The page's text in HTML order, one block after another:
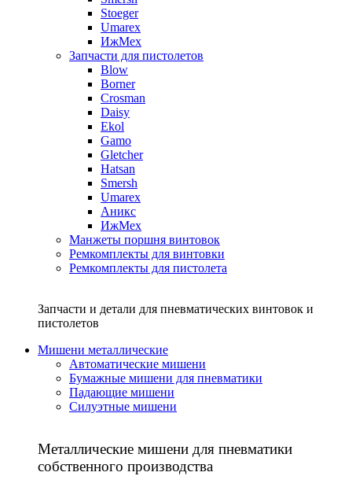
Stoeger
Umarex
ИжМех
Запчасти для пистолетов
Blow
Borner
Crosman
Daisy
Ekol
Gamo
Gletcher
Hatsan
Smersh
Umarex
Аникс
ИжМех
Манжеты поршня винтовок
Ремкомплекты для винтовки
Ремкомплекты для пистолета
Запчасти и детали для пневматических винтовок и
пистолетов
Мишени металлические
Автоматические мишени
Бумажные мишени для пневматики
Падающие мишени
Силуэтные мишени
Металлические мишени для пневматики
собственного производства